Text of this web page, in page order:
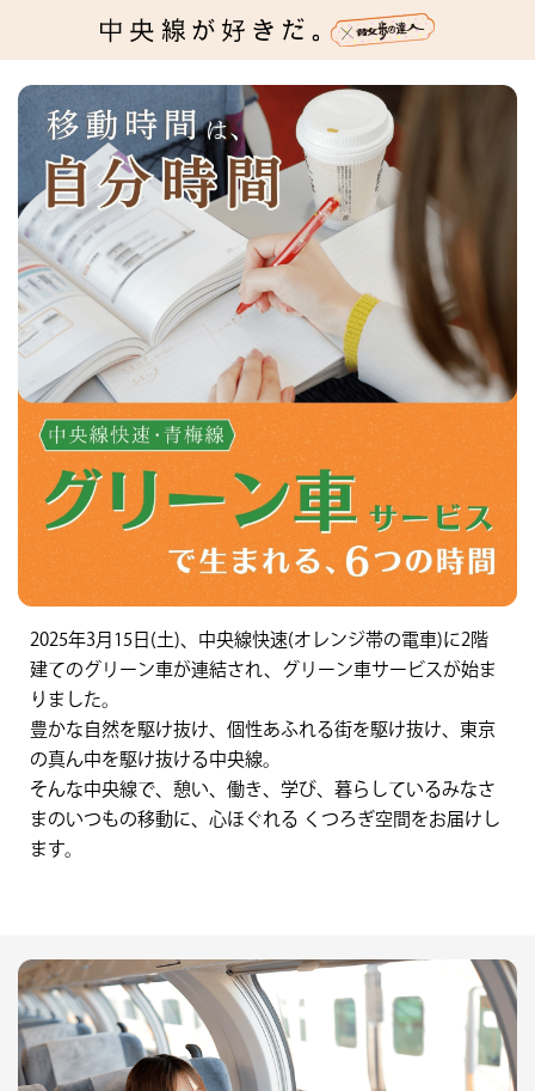
2025年3月15日(土)、中央線快速(オレンジ帯の電車)に2階
建てのグリーン車が連結され、グリーン車サービスが始ま
りました。
豊かな自然を駆け抜け、個性あふれる街を駆け抜け、東京
の真ん中を駆け抜ける中央線。
そんな中央線で、憩い、働き、学び、暮らしているみなさ
まのいつもの移動に、心ほぐれる くつろぎ空間をお届けし
ます。